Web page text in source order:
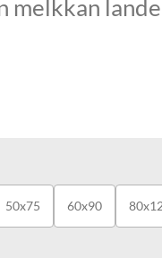
melkkan
50x75 60x90